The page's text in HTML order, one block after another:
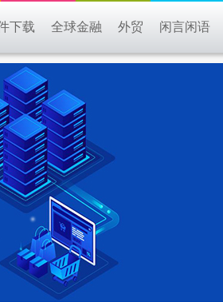
下载 全球金融 外贸 闲言闲语